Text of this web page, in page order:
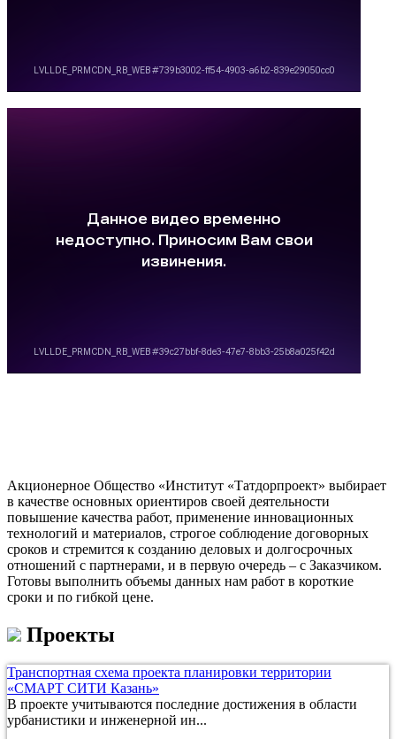
Акционерное Общество «Институт «Татдорпроект» выбирает
в качестве основных ориентиров своей деятельности
повышение качества работ, применение инновационных
технологий и материалов, строгое соблюдение договорных
сроков и стремится к созданию деловых и долгосрочных
отношений с партнерами, и в первую очередь – с Заказчиком.
Готовы выполнить объемы данных нам работ в короткие
сроки и по гибкой цене.
Проекты
Транспортная схема проекта планировки территории
«СМАРТ СИТИ Казань»
В проекте учитываются последние достижения в области
урбанистики и инженерной ин...